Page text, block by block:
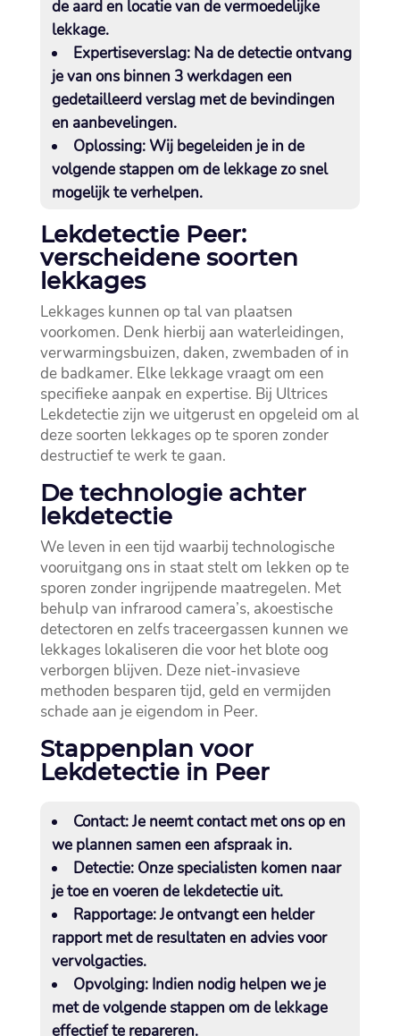
de aard en locatie van de vermoedelijke
lekkage.​
Expertiseverslag:Na de detectie ontvang
je van ons binnen 3 werkdagen een
gedetailleerd verslag met de bevindingen
en aanbevelingen.​
Oplossing:Wij begeleiden je in de
volgende stappen om de lekkage zo snel
mogelijk te verhelpen.​
Lekdetectie Peer:
verscheidene soorten
lekkages
Lekkages kunnen op tal van plaatsen
voorkomen.​ Denk hierbij aan waterleidingen,
verwarmingsbuizen, daken, zwembaden of in
de badkamer.​ Elke lekkage vraagt om een
specifieke aanpak en expertise.​ Bij Ultrices
Lekdetectie zijn we uitgerust en opgeleid om al
deze soorten lekkages op te sporen zonder
destructief te werk te gaan.​
De technologie achter
lekdetectie
We leven in een tijd waarbij technologische
vooruitgang ons in staat stelt om lekken op te
sporen zonder ingrijpende maatregelen.​ Met
behulp van infrarood camera’s, akoestische
detectoren en zelfs traceergassen kunnen we
lekkages lokaliseren die voor het blote oog
verborgen blijven.​ Deze niet-invasieve
methoden besparen tijd, geld en vermijden
schade aan je eigendom in Peer.​
Stappenplan voor
Lekdetectie in Peer
Contact:Je neemt contact met ons op en
we plannen samen een afspraak in.​
Detectie:Onze specialisten komen naar
je toe en voeren de lekdetectie uit.​
Rapportage:Je ontvangt een helder
rapport met de resultaten en advies voor
vervolgacties.​
Opvolging:Indien nodig helpen we je
met de volgende stappen om de lekkage
effectief te repareren.​